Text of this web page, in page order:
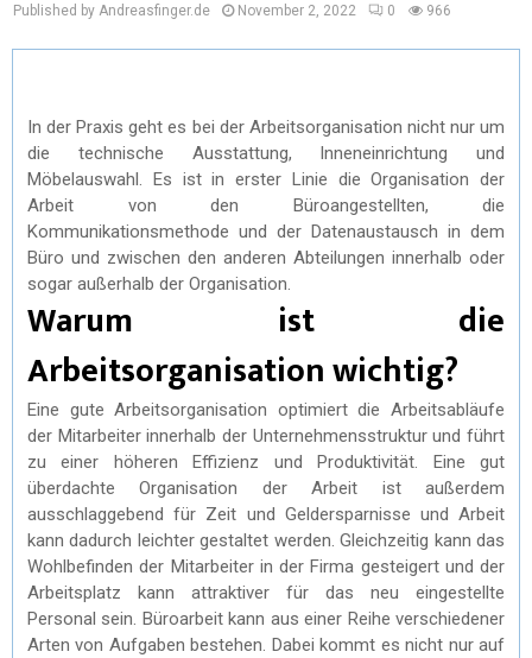
Published by Andreasfinger.de November 2, 2022 0 966
In der Praxis geht es bei der Arbeitsorganisation nicht nur um
die technische Ausstattung, Inneneinrichtung und
Möbelauswahl. Es ist in erster Linie die Organisation der
Arbeit von den Büroangestellten, die
Kommunikationsmethode und der Datenaustausch in dem
Büro und zwischen den anderen Abteilungen innerhalb oder
sogar außerhalb der Organisation.
Warum ist die
Arbeitsorganisation wichtig?
Eine gute Arbeitsorganisation optimiert die Arbeitsabläufe
der Mitarbeiter innerhalb der Unternehmensstruktur und führt
zu einer höheren Effizienz und Produktivität. Eine gut
überdachte Organisation der Arbeit ist außerdem
ausschlaggebend für Zeit und Geldersparnisse und Arbeit
kann dadurch leichter gestaltet werden. Gleichzeitig kann das
Wohlbefinden der Mitarbeiter in der Firma gesteigert und der
Arbeitsplatz kann attraktiver für das neu eingestellte
Personal sein. Büroarbeit kann aus einer Reihe verschiedener
Arten von Aufgaben bestehen. Dabei kommt es nicht nur auf